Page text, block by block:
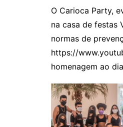
O Carioca Party,
na casa de festas
normas de
https://
homenagem ao